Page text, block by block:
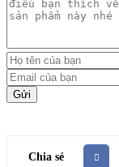
Gửi
Chia sẻ